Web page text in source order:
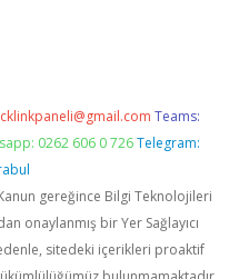
Teams:
0262 606 0 726 Telegram:
Kanun gereğince Bilgi Teknolojileri
onaylanmış bir Yer Sağlayıcı
sitedeki içerikleri proaktif